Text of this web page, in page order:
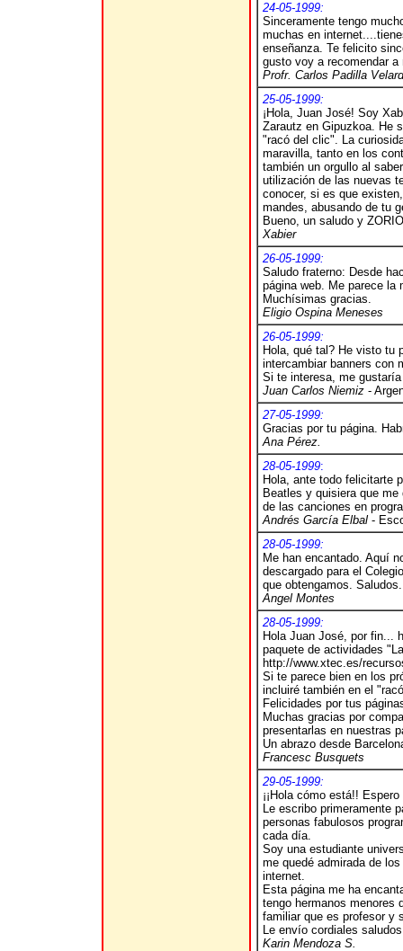
24-05-1999:
Sinceramente tengo
muchas en
enseñanza. Te felicito
gusto voy a recomendar
Profr. Carlos Padilla
25-05-1999:
¡Hola, Juan José! Soy
Zarautz en Gipuzkoa. He
"racó del clic". La
maravilla, tanto en los
también un orgullo al
utilización de las nuevas
conocer, si es que
mandes, abusando de tu
Bueno, un saludo y
Xabier
26-05-1999:
Saludo fraterno: Desde
página web. Me parece la
Muchísimas gracias.
Eligio Ospina Meneses
26-05-1999:
Hola, qué tal? He visto tu
intercambiar banners con
Si te interesa, me
Juan Carlos Niemiz -
27-05-1999:
Gracias por tu página.
Ana Pérez.
28-05-1999:
Hola, ante todo felicitarte
Beatles y quisiera que
de las canciones en
Andrés García Elbal -
28-05-1999:
Me han encantado. Aquí
descargado para el
que obtengamos. Saludos.
Angel Montes
28-05-1999:
Hola Juan José, por fin...
paquete de actividades
http://www.xtec.es/
Si te parece bien en los
incluiré también en el
Felicidades por tus
Muchas gracias por
presentarlas en nuestras
Un abrazo desde
Francesc Busquets
29-05-1999:
¡¡Hola cómo está!!
Le escribo primeramente
personas fabulosos
cada día.
Soy una estudiante
me quedé admirada de
internet.
Esta página me ha
tengo hermanos menores
familiar que es profesor y
Le envío cordiales
Karin Mendoza S.